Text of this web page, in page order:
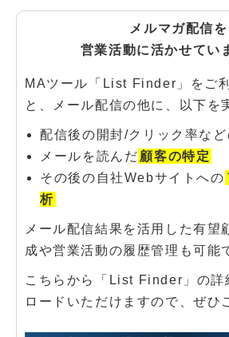
メルマガ配信を
営業活動に活かせてい
MAツール「List Finder」をご
と、メール配信の他に、以下を
配信後の開封/クリック率など
メールを読んだ 顧客の特定
その後の自社Webサイトへの
析
メール配信結果を活用した有望
成や営業活動の履歴管理も可能
こちらから「List Finder」の詳
ロードいただけますので、ぜひ